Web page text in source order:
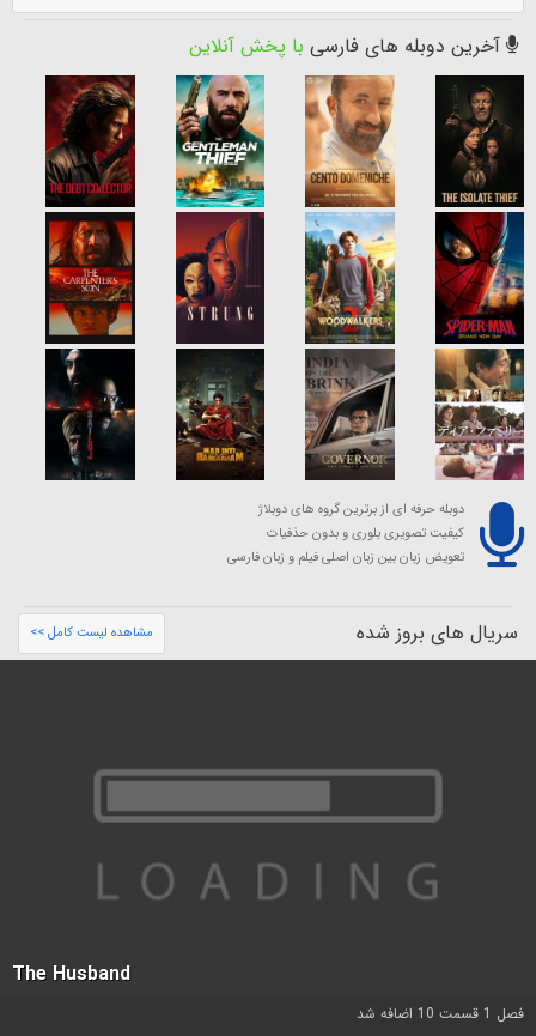
آخرین دوبله های فارسی با پخش آنلاین
دوبله حرفه ای از برترین گروه های دوبلاژ
کیفیت تصویری بلوری و بدون حذفیات
تعویض زبان بین زبان اصلی فیلم و زبان فارسی
سریال های بروز شده مشاهده لیست کامل >>
The Husband
فصل 1 قسمت 10 اضافه شد